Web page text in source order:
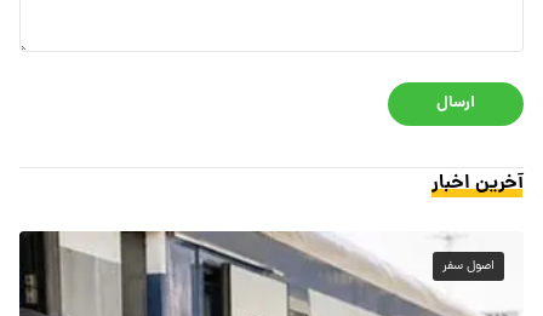
ارسال
آخرین اخبار
اصول سفر